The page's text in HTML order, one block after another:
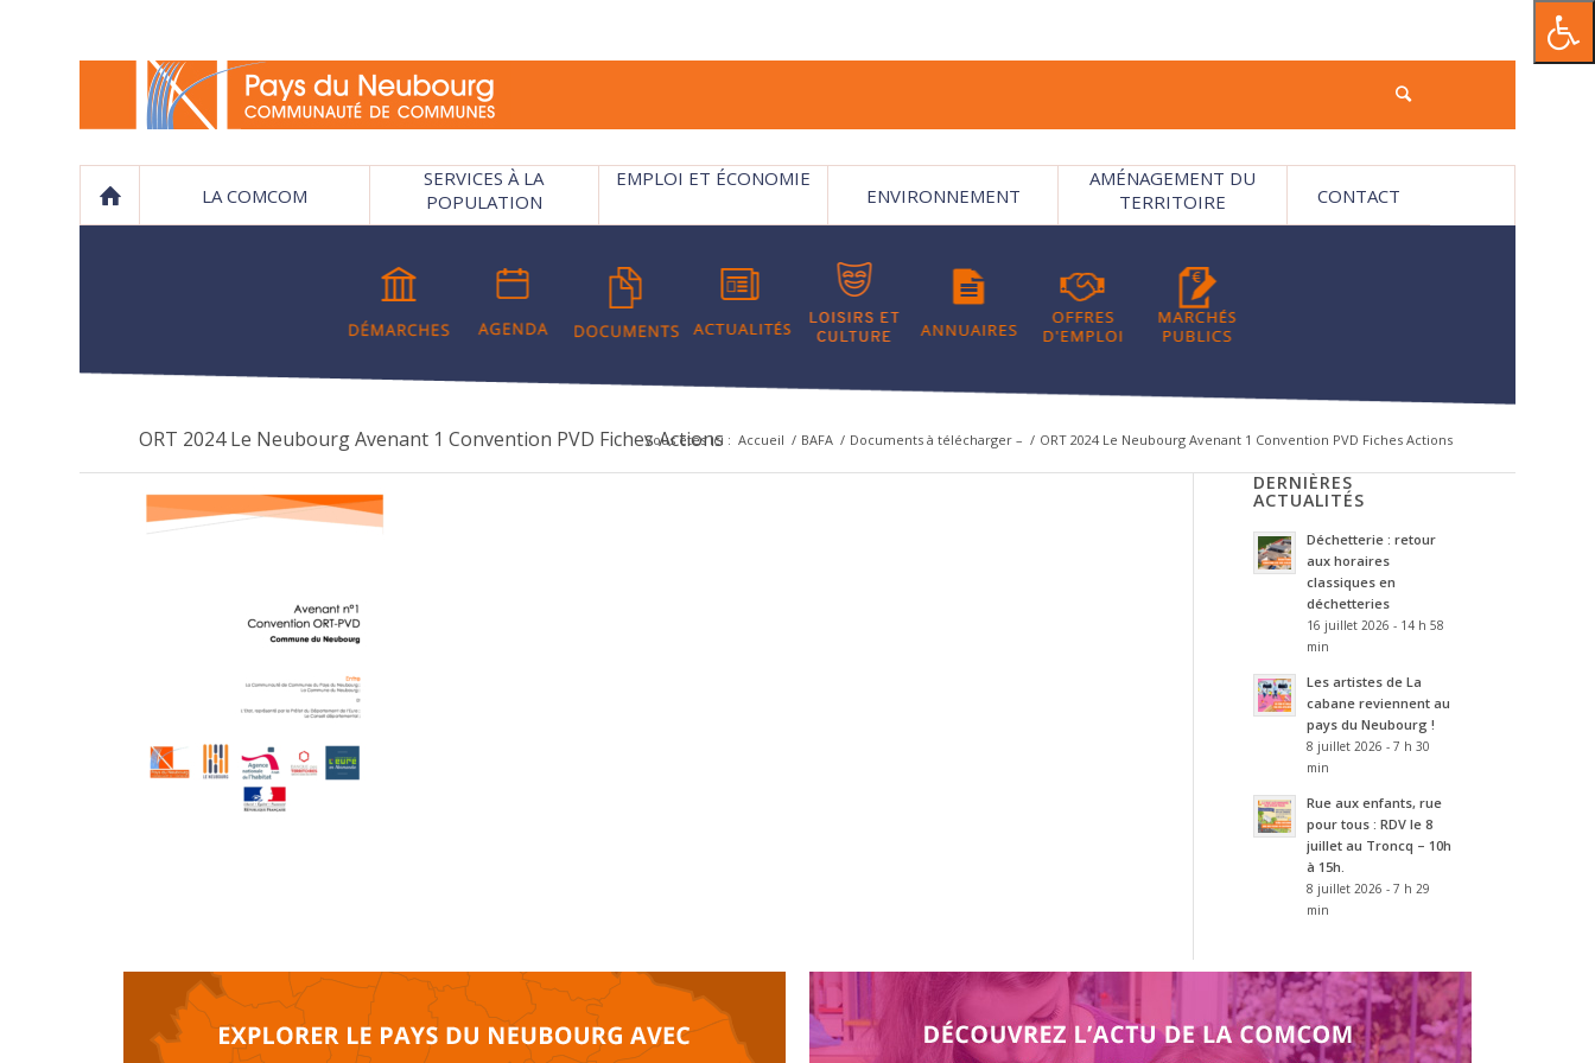
LA COMCOM
SERVICES À LA
POPULATION
EMPLOI ET ÉCONOMIE
ENVIRONNEMENT
AMÉNAGEMENT DU
TERRITOIRE
CONTACT
ORT 2024 Le Neubourg Avenant 1 Convention PVD Fiches Actions
Vous êtes ici : Accueil / BAFA / Documents à télécharger – / ORT 2024 Le Neubourg Avenant 1 Convention PVD Fiches Actions
DERNIÈRES
ACTUALITÉS
Déchetterie : retour
aux horaires
classiques en
déchetteries
16 juillet 2026 - 14 h 58
min
Les artistes de La
cabane reviennent au
pays du Neubourg !
8 juillet 2026 - 7 h 30
min
Rue aux enfants, rue
pour tous : RDV le 8
juillet au Troncq – 10h
à 15h.
8 juillet 2026 - 7 h 29
min